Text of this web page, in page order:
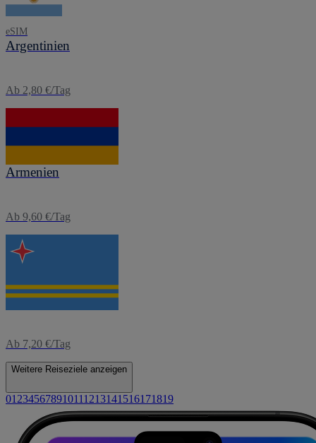
eSIM
Argentinien
Ab 2,80 €/Tag
Armenien
Ab 9,60 €/Tag
eSIM
Aruba
Ab 7,20 €/Tag
Weitere Reiseziele anzeigen
01 2345678910111213141516171819